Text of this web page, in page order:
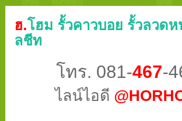
ฮ.โฮม รั้วคาวบอย รั้วลวดห
ลชีท
โทร. 081-467-
ไลน์ไอดี